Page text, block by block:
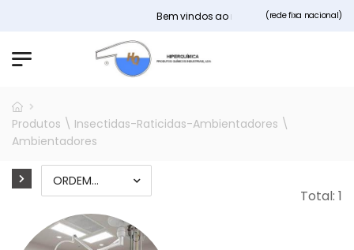
Bem vindos ao nosso site Hiperquimica.pt
(rede fixa nacional)
Produtos \ Insectidas-Raticidas-Ambientadores \
Ambientadores
Total: 1